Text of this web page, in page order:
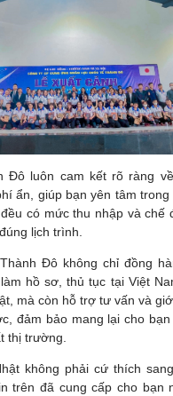
Đô luôn cam kết rõ ràng
ẩn, giúp bạn yên tâm trong
có mức thu nhập và chế
lịch trình.
Đô không chỉ đồng
hồ sơ, thủ tục tại Việt
mà còn hỗ trợ tư vấn và
đảm bảo mang lại cho
thị trường.
không phải cứ thích
trên đã cung cấp cho bạn